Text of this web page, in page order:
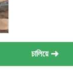
চালিয়ে